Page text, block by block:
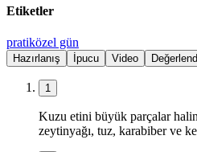
Etiketler
pratiközel gün
Hazırlanış İpucu Video
1
Kuzu etini büyük parçalar
zeytinyağı, tuz, karabiber ve